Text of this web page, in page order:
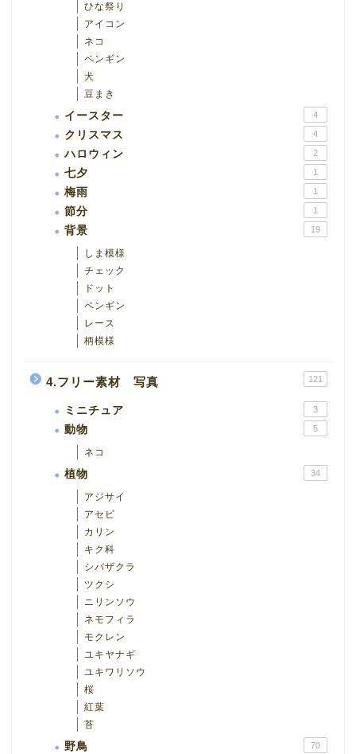
ひな祭り
アイコン
ネコ
ペンギン
犬
豆まき
イースター 4
クリスマス 4
ハロウィン 2
七夕 1
梅雨 1
節分 1
背景 19
しま模様
チェック
ドット
ペンギン
レース
柄模様
4.フリー素材 写真 121
ミニチュア 3
動物 5
ネコ
植物 34
アジサイ
アセビ
カリン
キク科
シバザクラ
ツクシ
ニリンソウ
ネモフィラ
モクレン
ユキヤナギ
ユキワリソウ
桜
紅葉
苔
野鳥 70